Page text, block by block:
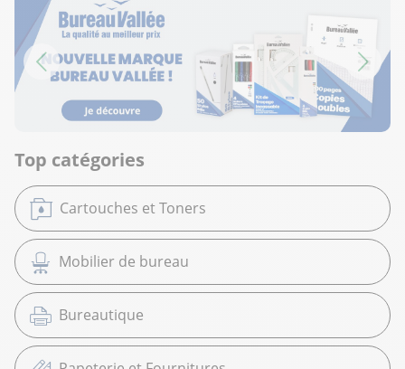
Top catégories
Cartouches et Toners
Mobilier de bureau
Bureautique